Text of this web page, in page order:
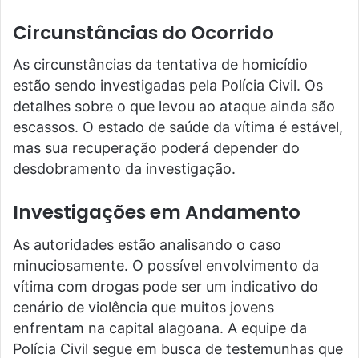
Circunstâncias do Ocorrido
As circunstâncias da tentativa de homicídio
estão sendo investigadas pela Polícia Civil. Os
detalhes sobre o que levou ao ataque ainda são
escassos. O estado de saúde da vítima é estável,
mas sua recuperação poderá depender do
desdobramento da investigação.
Investigações em Andamento
As autoridades estão analisando o caso
minuciosamente. O possível envolvimento da
vítima com drogas pode ser um indicativo do
cenário de violência que muitos jovens
enfrentam na capital alagoana. A equipe da
Polícia Civil segue em busca de testemunhas que